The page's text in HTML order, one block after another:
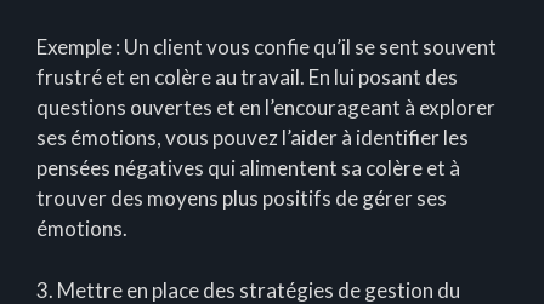
Exemple : Un client vous confie qu’il se sent souvent
frustré et en colère au travail. En lui posant des
questions ouvertes et en l’encourageant à explorer
ses émotions, vous pouvez l’aider à identifier les
pensées négatives qui alimentent sa colère et à
trouver des moyens plus positifs de gérer ses
émotions.
3. Mettre en place des stratégies de gestion du